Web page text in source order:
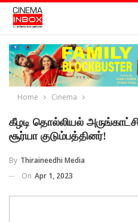
Home Cinema
கீழடி தொல்லியல்
சூர்யா குடும்பத்தினர்!
By Thiraineedhi Media
On Apr 1, 2023